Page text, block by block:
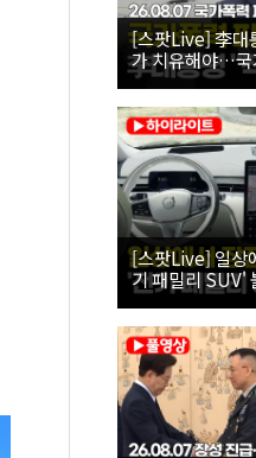
[스팟Live] 李대
가 치유해야…국
26.08.07 국가폭
[스팟Live] 일상
기 패밀리 SUV'